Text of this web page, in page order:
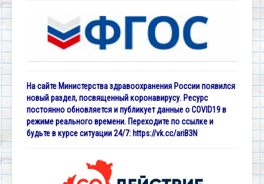
На сайте Министерства здравоохранения России появился
новый раздел, посвященный коронавирусу. Ресурс
постоянно обновляется и публикует данные о COVID19 в
режиме реального времени. Переходите по ссылке и
будьте в курсе ситуации 24/7: https://vk.cc/ariB3N